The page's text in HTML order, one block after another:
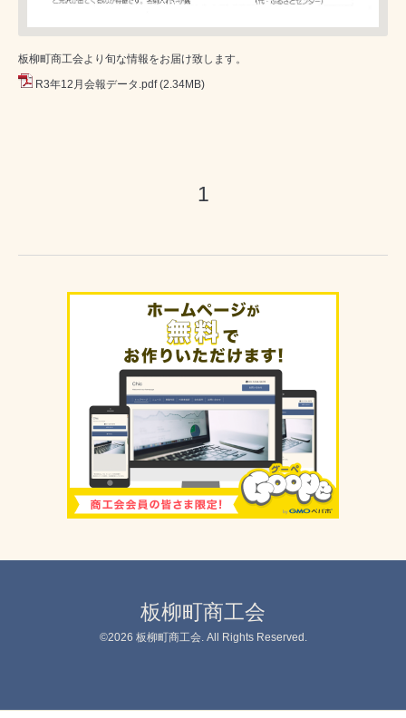
板柳町商工会より旬な情報をお届け致します。
R3年12月会報データ.pdf (2.34MB)
1
板柳町商工会
©2026 板柳町商工会. All Rights Reserved.